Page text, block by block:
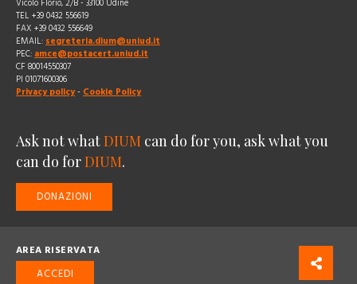
Vicolo Florio, 2/B - 33100 Udine
TEL +39 0432 556619
FAX +39 0432 556649
EMAIL: segreteria.dium@uniud.it
PEC: amce@postacert.uniud.it
CF 80014550307
PI 01071600306
Privacy policy - Cookie Policy
Ask not whatDIUM can do for you, ask what you
can do forDIUM.
DONAZIONI
AREA RISERVATA
ACCEDI